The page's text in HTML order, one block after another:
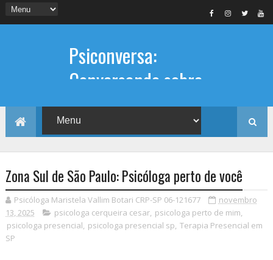
Psiconversa:
Conversando sobre
Psicologia
Informações sobre: Psicóloga,
Psicoterapia, terapia de casal, terapia
individual, Psicóloga online e presencial,
Zona Sul de São Paulo: Psicóloga perto de você
Psicóloga Maristela Vallim Botari CRP-SP 06-121677
novembro
13, 2025
psicologa cerqueira cesar, psicologa perto de mim,
psicologa presencial, psicologa presencial sp, Terapia Presencial em
SP